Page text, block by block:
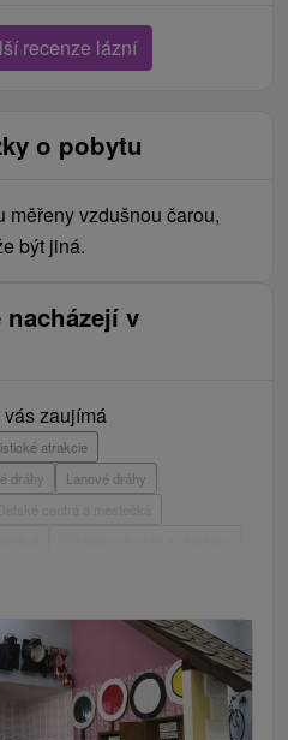
recenze lázní
o pobytu
vzdušnou čarou,
být jiná.
nacházejí v
zaujímá
atrakcie
dráhy
Lanové dráhy
centrá a mestečká
lety a plavby
Štíty
pamiatky
Pamätníky
Pramene Divadlá
Jazda na koni
Horské chaty
Sakrálne miesta